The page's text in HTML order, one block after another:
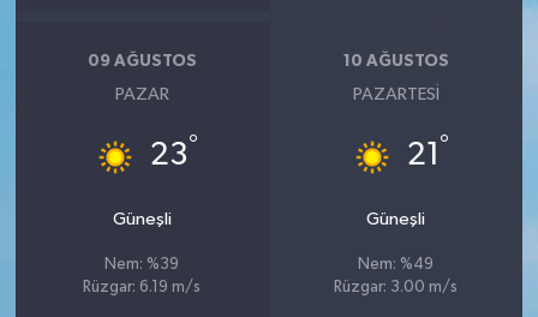
09 AĞUSTOS
PAZAR
23°
Güneşli
Nem: %39
Rüzgar: 6.19 m/s
10 AĞUSTOS
PAZARTESI
21 °
Güneşli
Nem: %49
Rüzgar: 3.00 m/s